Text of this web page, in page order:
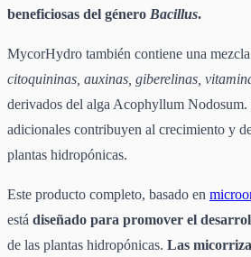
beneficiosas del género Bacillus.
MycorHydro también contiene una
citoquininas, auxinas, giberelinas,
derivados del alga Acophyllum Nodosum.
adicionales contribuyen al crecimiento y
plantas hidropónicas.
Este producto completo, basado en
está diseñado para promover el
de las plantas hidropónicas. Las